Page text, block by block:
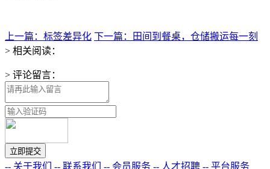
上一篇：标签差异化 下一篇：田间到餐桌，仓储搬运每一刻
> 相关阅读：
> 评论留言：
-- 关于我们 -- 联系我们 -- 会员服务 -- 人才招聘 -- 平台服务